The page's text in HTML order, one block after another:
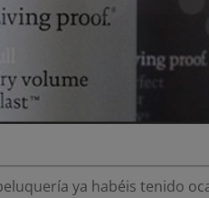
ya habéis tenido